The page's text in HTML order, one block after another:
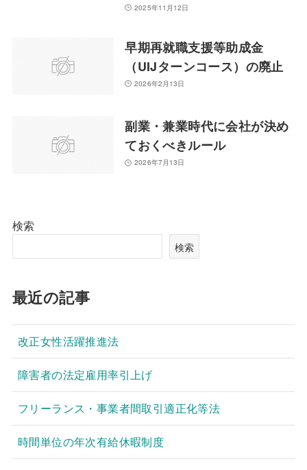
2025年11月12日
早期再就職支援等助成金
（UIJターンコース）の廃止
2026年2月13日
副業・兼業時代に会社が決め
ておくべきルール
2026年7月13日
検索
検索
最近の記事
改正女性活躍推進法
障害者の法定雇用率引上げ
フリーランス・事業者間取引適正化等法
時間単位の年次有給休暇制度